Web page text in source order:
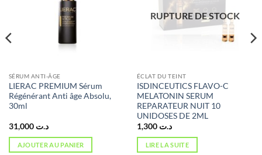
SÉRUM ANTI-ÂGE
LIERAC PREMIUM Sérum
Régénérant Anti âge Absolu,
30ml
د.ت 31,000
AJOUTER AU PANIER
RUPTURE DE STOCK
ÉCLAT DU TEINT
ISDINCEUTICS FLAVO-C
MELATONIN SERUM
REPARATEUR NUIT 10
UNIDOSES DE 2ML
د.ت 1,300
LIRE LA SUITE